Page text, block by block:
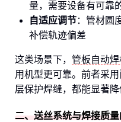
量，需要设备有可靠
自适应调节：管材圆
补偿轨迹偏差
这类场景下， 管板自动焊
用机型更可靠。前者采
层保护焊缝，都能显著降
二、送丝系统与焊接质